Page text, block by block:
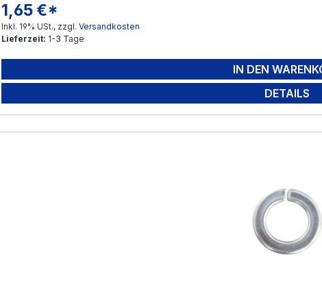
Regulärer Preis:
1,65 €*
Inkl. 19% USt., zzgl. Versandkosten
Lieferzeit: 1-3 Tage
IN DEN
DETAILS